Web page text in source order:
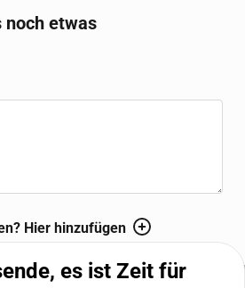
Grand Deluxe Zimmer und einer Junior
Wohnbereichen.
noch etwas
Hier hinzufügen
es ist Zeit für